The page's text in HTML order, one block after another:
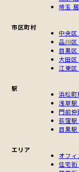
埼玉
市区町村
中央
品川
目黒
大田
江東
駅
浜松町
浅草
門前
荻窪
目黒
エリア
オフ
住宅